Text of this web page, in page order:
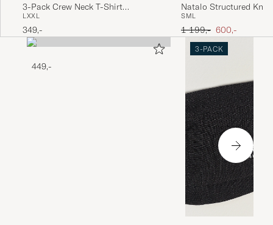
3-Pack Crew Neck T-Shirt
White/Navy/Black
LXXL
349,-
Natalo Structured
Dark Blue
SML
Ordinary pris
1 199,- Nedsat pris
600,-
449,-
3-PACK